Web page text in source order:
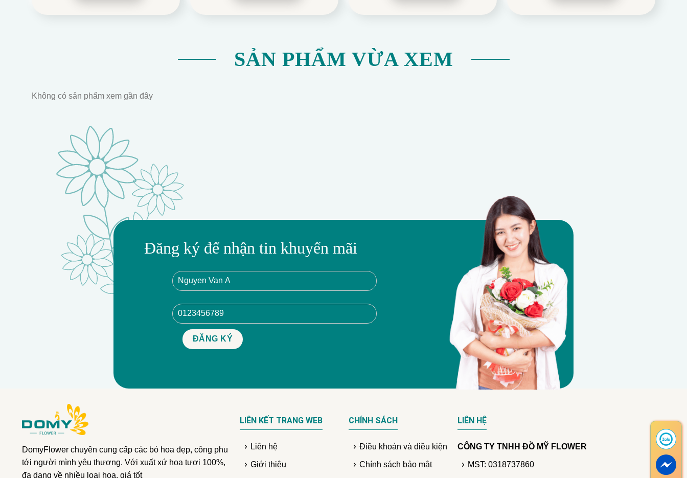
SẢN PHẨM VỪA XEM
Không có sản phẩm xem gần đây
Đăng ký để nhận tin khuyến mãi
DomyFlower chuyên cung cấp các bó hoa đẹp, công phu
tới người mình yêu thương. Với xuất xứ hoa tươi 100%,
đa dạng về nhiều loại hoa, giá tốt
LIÊN KẾT TRANG WEB
Liên hệ
Giới thiệu
CHÍNH SÁCH
Điều khoản và điều kiện
Chính sách bảo mật
LIÊN HỆ
CÔNG TY TNHH ĐỒ MỸ FLOWER
MST: 0318737860